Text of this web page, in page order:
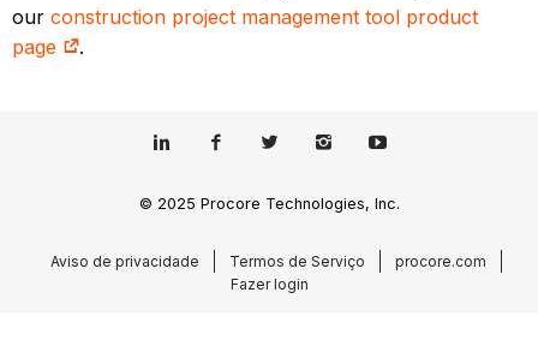
ourconstruction project management tool product
page
.
© 2025 Procore Technologies, Inc.
Aviso de privacidade Termos de Serviço
procore.com
Fazer login